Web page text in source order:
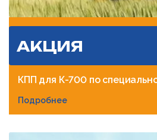
АКЦИЯ
КПП для К-700 по
Подробнее